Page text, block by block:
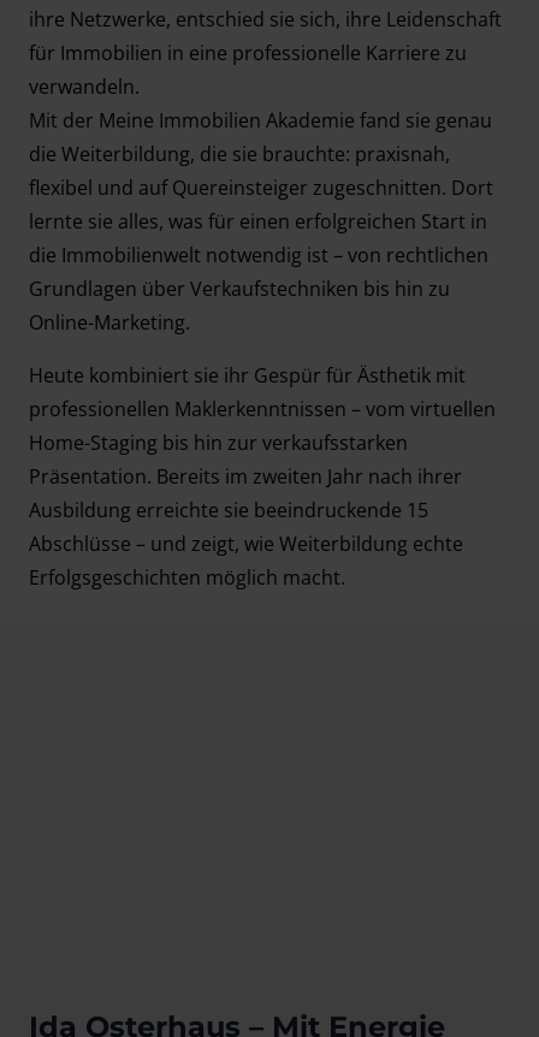
ihre Netzwerke, entschied sie sich, ihre Leidenschaft
für Immobilien in eine professionelle Karriere zu
verwandeln.
Mit der Meine Immobilien Akademie fand sie genau
die Weiterbildung, die sie brauchte: praxisnah,
flexibel und auf Quereinsteiger zugeschnitten. Dort
lernte sie alles, was für einen erfolgreichen Start in
die Immobilienwelt notwendig ist – von rechtlichen
Grundlagen über Verkaufstechniken bis hin zu
Online-Marketing.
Heute kombiniert sie ihr Gespür für Ästhetik mit
professionellen Maklerkenntnissen – vom virtuellen
Home-Staging bis hin zur verkaufsstarken
Präsentation. Bereits im zweiten Jahr nach ihrer
Ausbildung erreichte sie beeindruckende 15
Abschlüsse – und zeigt, wie Weiterbildung echte
Erfolgsgeschichten möglich macht.
Ida Osterhaus – Mit Energie